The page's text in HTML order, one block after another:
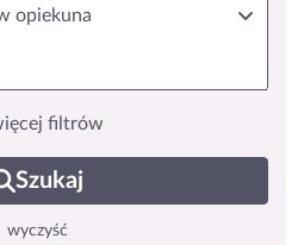
opiekuna
filtrów
Szukaj
wyczyść